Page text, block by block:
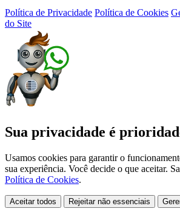
Política de Privacidade Política de Cookies
do Site
Sua privacidade é
Usamos cookies para garantir o
sua experiência. Você decide o que aceitar.
Política de Cookies.
Aceitar todos Rejeitar não essenciais